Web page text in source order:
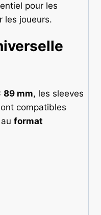
pour les
les joueurs.
89 mm, les sleeves
compatibles
format